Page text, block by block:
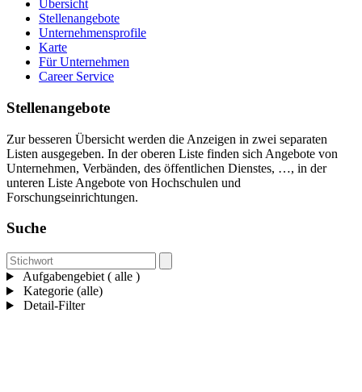
Übersicht
Stellenangebote
Unternehmensprofile
Karte
Für Unternehmen
Career Service
Stellenangebote
Zur besseren Übersicht werden die Anzeigen in zwei separaten
Listen ausgegeben. In der oberen Liste finden sich Angebote von
Unternehmen, Verbänden, des öffentlichen Dienstes, …, in der
unteren Liste Angebote von Hochschulen und
Forschungseinrichtungen.
Suche
Aufgabengebiet ( alle )
Kategorie (alle)
Detail-Filter